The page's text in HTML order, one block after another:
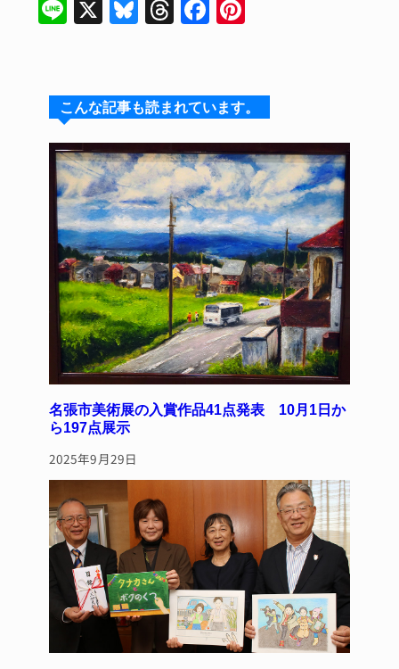
Li
n
X Bl
u
s
k
y
T
hr
a
d
s
F
a
e
b
o
o
k
re
st
こんな記事も読まれています。
名張市美術展の入賞作品41点発表 10月1日か
ら197点展示
2025年9月29日